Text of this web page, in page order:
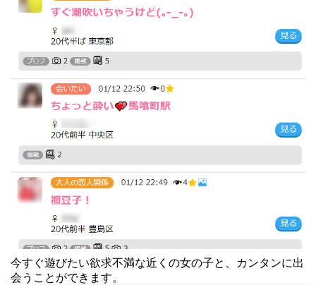
今すぐ遊びたい欲求不満な近くの女の子と、カンタンに出
会うことができます。